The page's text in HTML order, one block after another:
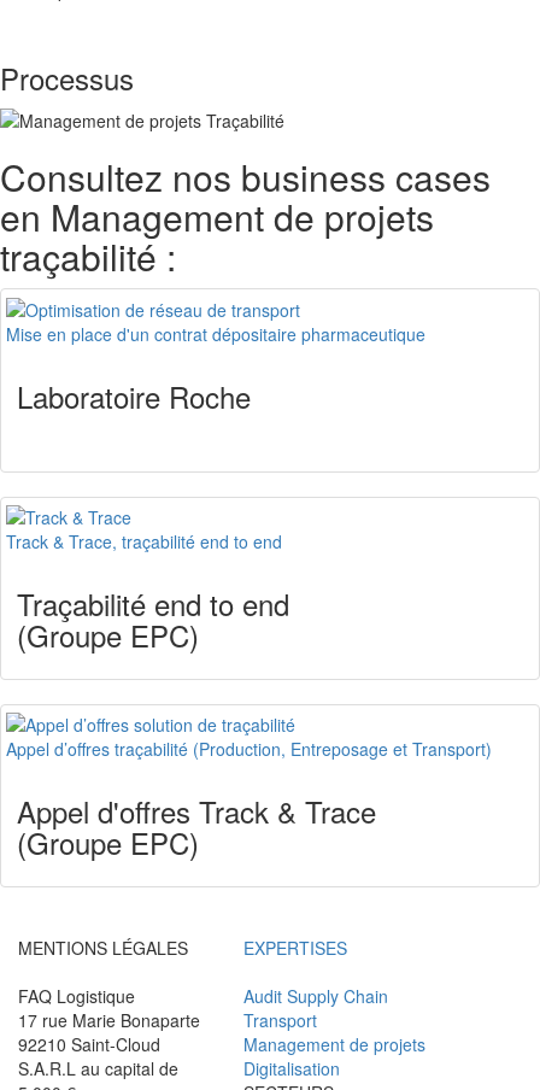
Processus
Consultez nos business cases
en Management de projets
traçabilité :
Mise en place d'un contrat dépositaire pharmaceutique
Laboratoire Roche
Track & Trace, traçabilité end to end
Traçabilité end to end
(Groupe EPC)
Appel d’offres traçabilité (Production, Entreposage et Transport)
Appel d'offres Track & Trace
(Groupe EPC)
MENTIONS LÉGALES
FAQ Logistique
17 rue Marie Bonaparte
92210 Saint-Cloud
S.A.R.L au capital de
EXPERTISES
Audit Supply Chain
Transport
Management de projets
Digitalisation